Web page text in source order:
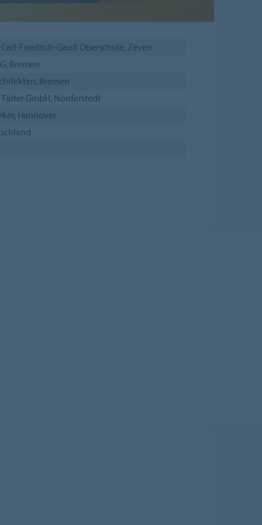
Friedrich-Gauß Oberschule, Zeven
Bremen
Bremen
GmbH, Norderstedt
Hannover